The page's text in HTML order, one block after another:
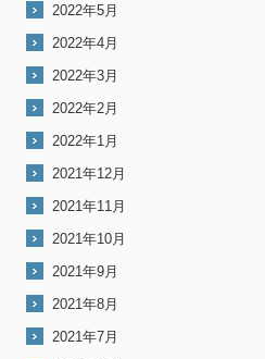
2022年5月
2022年4月
2022年3月
2022年2月
2022年1月
2021年12月
2021年11月
2021年10月
2021年9月
2021年8月
2021年7月